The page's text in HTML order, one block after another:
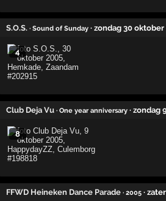
S.O.S. · Sound of Sunday · zondag 30 oktober
4
Club Deja Vu · One year anniversary · zondag
8
FFWD Heineken Dance Parade · 2005 ·